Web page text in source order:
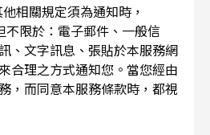
相關規定須為通知時，
不限於：電子郵件、一般信
、文字訊息、張貼於本服務網
合理之方式通知您。當您經由
，而同意本服務條款時，都視